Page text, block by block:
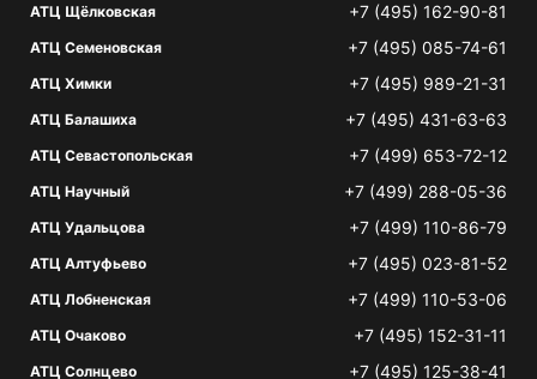
АТЦ Щёлковская +7 (495) 162-90-81
АТЦ Семеновская +7 (495) 085-74-61
АТЦ Химки +7 (495) 989-21-31
АТЦ Балашиха +7 (495) 431-63-63
АТЦ Севастопольская +7 (499) 653-72-12
АТЦ Научный +7 (499) 288-05-36
АТЦ Удальцова +7 (499) 110-86-79
АТЦ Алтуфьево +7 (495) 023-81-52
АТЦ Лобненская +7 (499) 110-53-06
АТЦ Очаково +7 (495) 152-31-11
АТЦ Солнцево +7 (495) 125-38-41